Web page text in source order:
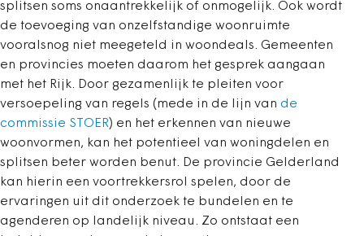
splitsen soms onaantrekkelijk of onmogelijk. Ook wordt
de toevoeging van onzelfstandige woonruimte
vooralsnog niet meegeteld in woondeals. Gemeenten
en provincies moeten daarom het gesprek aangaan
met het Rijk. Door gezamenlijk te pleiten voor
versoepeling van regels (mede in de lijn van de
commissie STOER) en het erkennen van nieuwe
woonvormen, kan het potentieel van woningdelen en
splitsen beter worden benut. De provincie Gelderland
kan hierin een voortrekkersrol spelen, door de
ervaringen uit dit onderzoek te bundelen en te
agenderen op landelijk niveau. Zo ontstaat een